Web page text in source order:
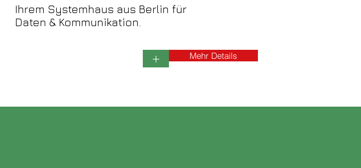
Ihrem Systemhaus aus Berlin für
Daten & Kommunikation.
+ Mehr Details